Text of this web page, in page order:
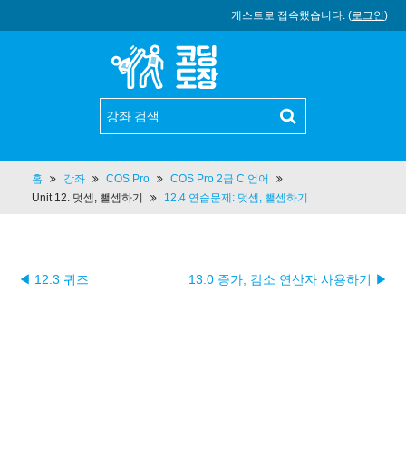
게스트로 접속했습니다. (로그인)
홈 강좌 COS Pro
COS Pro 2급 C 언어
Unit 12. 덧셈, 뺄셈하기
12.4 연습문제: 덧셈, 뺄셈하기
◀ 12.3 퀴즈 13.0 증가, 감소 연산자 사용하기 ▶︎